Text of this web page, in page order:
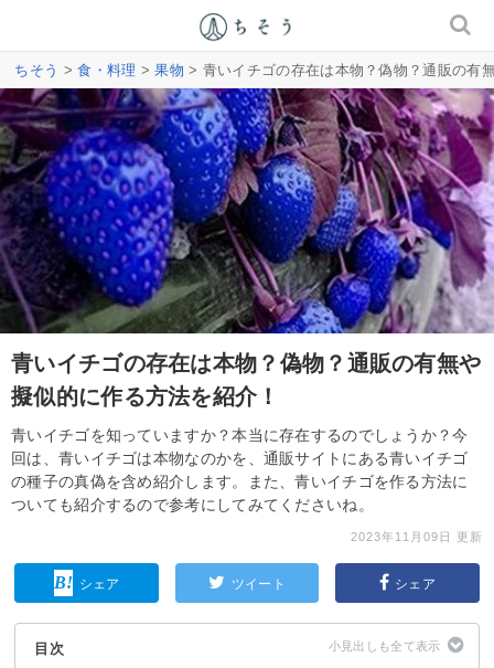
ちそう >食・料理 >果物 > 青いイチゴの存在は本物？偽物？通販の有
青いイチゴの存在は本物？偽物？通販の有無や
擬似的に作る方法を紹介！
青いイチゴを知っていますか？本当に存在するのでしょうか？今
回は、青いイチゴは本物なのかを、通販サイトにある青いイチゴ
の種子の真偽を含め紹介します。また、青いイチゴを作る方法に
ついても紹介するので参考にしてみてくださいね。
2023年11月09日 更新
シェア ツイート シェア
目次